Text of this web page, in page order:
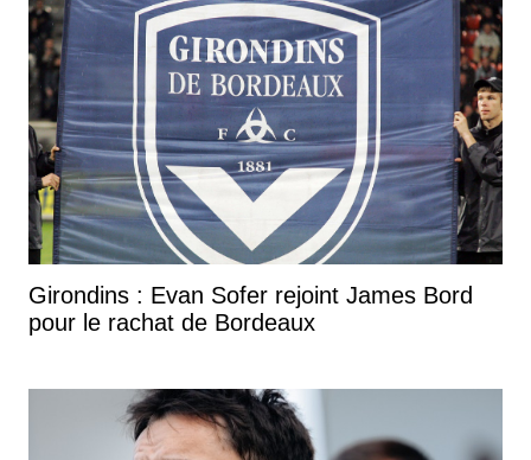
Girondins : Evan Sofer rejoint James Bord
pour le rachat de Bordeaux